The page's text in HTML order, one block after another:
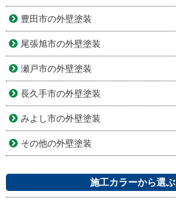
豊田市の外壁塗装
尾張旭市の外壁塗装
瀬戸市の外壁塗装
長久手市の外壁塗装
みよし市の外壁塗装
その他の外壁塗装
施工カラーから選ぶ